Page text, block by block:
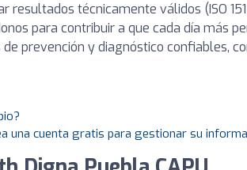
resultados técnicamente válidos (ISO
para contribuir a que cada día más
prevención y diagnóstico confiables,
una cuenta gratis para gestionar su